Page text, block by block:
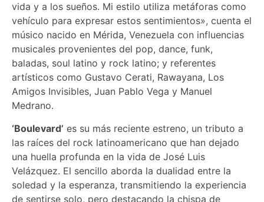
vida y a los sueños. Mi estilo utiliza metáforas como
vehículo para expresar estos sentimientos», cuenta el
músico nacido en Mérida, Venezuela con influencias
musicales provenientes del pop, dance, funk,
baladas, soul latino y rock latino; y referentes
artísticos como Gustavo Cerati, Rawayana, Los
Amigos Invisibles, Juan Pablo Vega y Manuel
Medrano.
‘Boulevard’ es su más reciente estreno, un tributo a
las raíces del rock latinoamericano que han dejado
una huella profunda en la vida de José Luis
Velázquez. El sencillo aborda la dualidad entre la
soledad y la esperanza, transmitiendo la experiencia
de sentirse solo, pero destacando la chispa de